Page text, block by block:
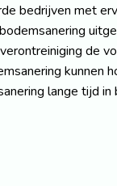
bedrijven met
de
kunnen
lange tijd in